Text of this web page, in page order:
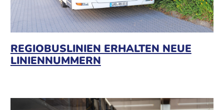
REGIOBUSLINIEN ERHALTEN NEUE
LINIENNUMMERN